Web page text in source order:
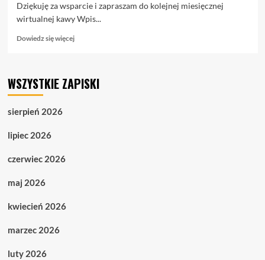
Dziękuję za wsparcie i zapraszam do kolejnej miesięcznej
wirtualnej kawy Wpis...
Dowiedz się więcejDowiedz
17.11.
WSZYSTKIE ZAPISKI
sierpień 2026
lipiec 2026
czerwiec 2026
maj 2026
kwiecień 2026
marzec 2026
luty 2026